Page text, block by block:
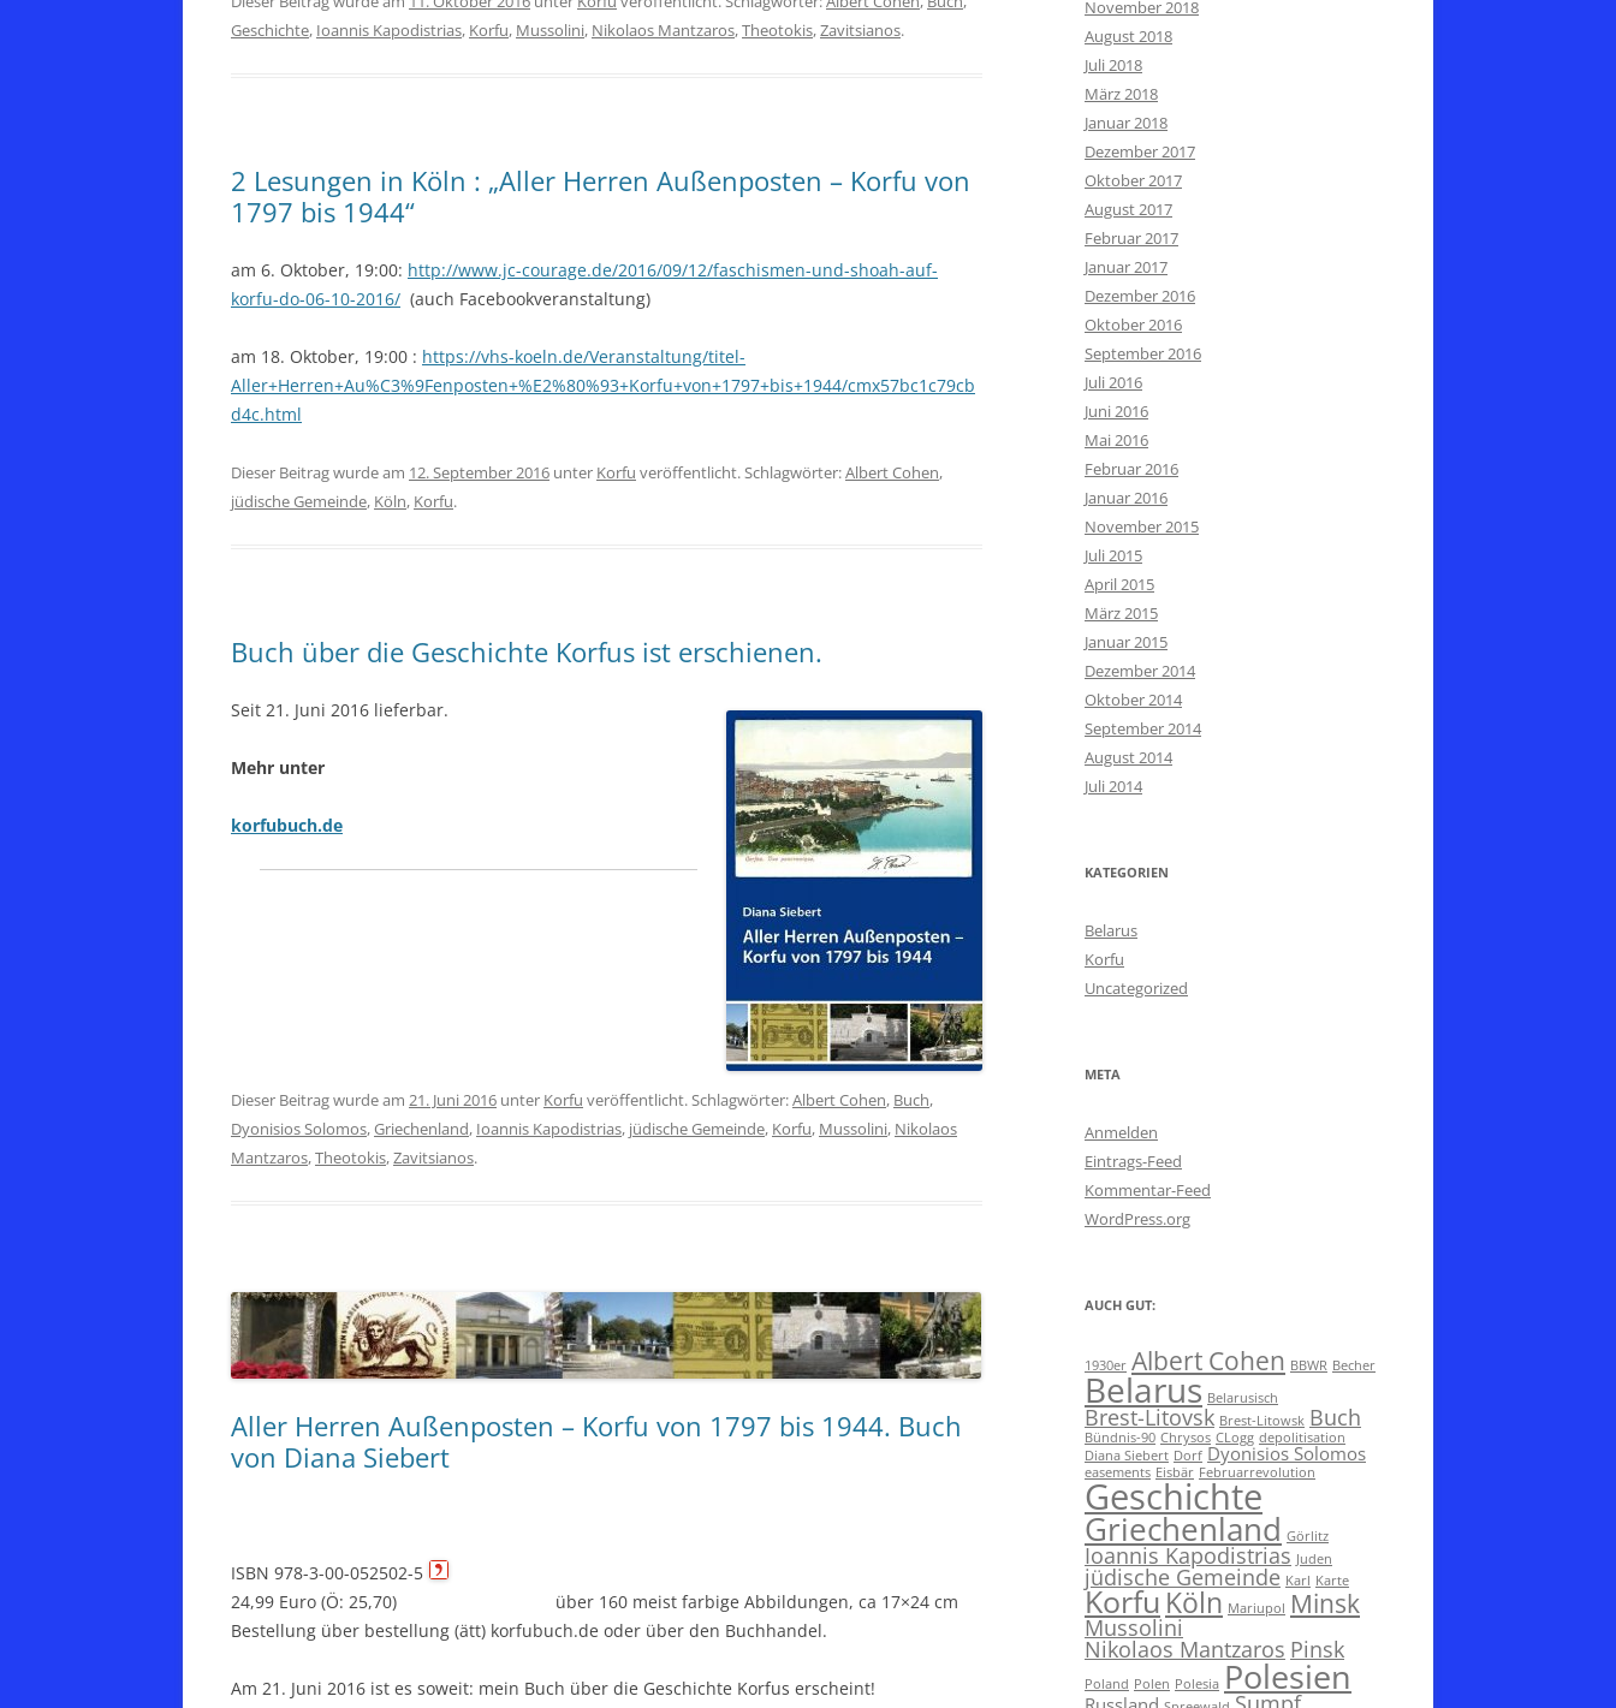
Geschichte, Ioannis Kapodistrias, Korfu, Mussolini, Nikolaos Mantzaros,Theotokis,Zavitsianos.
2 Lesungen in Köln : „Aller Herren Außenposten – Korfu von
1797 bis 1944“
am 6. Oktober, 19:00: http://www.jc-courage.de/2016/09/12/faschismen-und-shoah-auf-
korfu-do-06-10-2016/ (auch Facebookveranstaltung)
am 18. Oktober, 19:00 : https://vhs-koeln.de/Veranstaltung/titel-
Aller+Herren+Au%C3%9Fenposten+%E2%80%93+Korfu+von+1797+bis+1944/cmx57bc1c79cb
d4c.html
Dieser Beitrag wurde am 12. September 2016 unter Korfu veröffentlicht. Schlagwörter:Albert Cohen,
jüdische Gemeinde, Köln, Korfu.
Buch über die Geschichte Korfus ist erschienen.
Seit 21. Juni 2016 lieferbar.
Mehr unter
korfubuch.de
Dieser Beitrag wurde am 21. Juni 2016 unter Korfu veröffentlicht. Schlagwörter:Albert Cohen, Buch,
Dyonisios Solomos,Griechenland, Ioannis Kapodistrias, jüdische Gemeinde, Korfu, Mussolini, Nikolaos
Mantzaros,Theotokis,Zavitsianos.
Aller Herren Außenposten – Korfu von 1797 bis 1944. Buch
von Diana Siebert
ISBN 978-3-00-052502-5
24,99 Euro (Ö: 25,70) über 160 meist farbige Abbildungen, ca 17×24 cm
Bestellung über bestellung (ätt) korfubuch.de oder über den Buchhandel.
Am 21. Juni 2016 ist es soweit: mein Buch über die Geschichte Korfus erscheint!
November 2018
August 2018
Juli 2018
März 2018
Januar 2018
Dezember 2017
Oktober 2017
August 2017
Februar 2017
Januar 2017
Dezember 2016
Oktober 2016
September 2016
Juli 2016
Juni 2016
Mai 2016
Februar 2016
Januar 2016
November 2015
Juli 2015
April 2015
März 2015
Januar 2015
Dezember 2014
Oktober 2014
September 2014
August 2014
Juli 2014
KATEGORIEN
Belarus
Korfu
Uncategorized
META
Anmelden
Eintrags-Feed
Kommentar-Feed
WordPress.org
AUCH GUT:
1930er Albert Cohen BBWR Becher
Belarus Belarusisch
Brest-Litovsk Brest-Litowsk Buch
Bündnis-90 Chrysos CLogg depolitisation
Diana Siebert Dorf Dyonisios Solomos
easements Eisbär Februarrevolution
Geschichte
Griechenland Görlitz
Ioannis Kapodistrias Juden
jüdische Gemeinde Karl Karte
KorfuKöln Mariupol Minsk
Mussolini
Nikolaos Mantzaros Pinsk
Poland Polen Polesia Polesien